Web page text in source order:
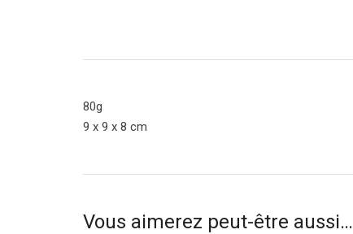
80g
9 x 9 x 8 cm
Vous aimerez peut-être aussi…